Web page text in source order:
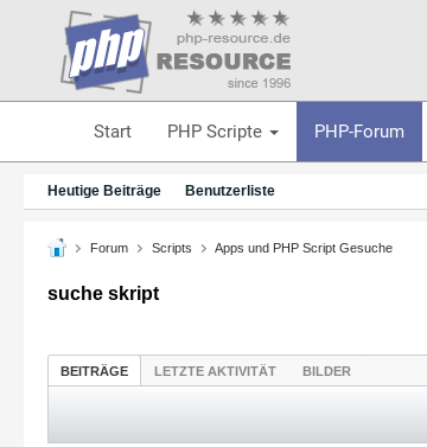
Start PHP Scripte PHP-Forum
Heutige Beiträge Benutzerliste
Forum Scripts Apps und PHP Script Gesuche
suche skript
BEITRÄGE LETZTE AKTIVITÄT BILDER